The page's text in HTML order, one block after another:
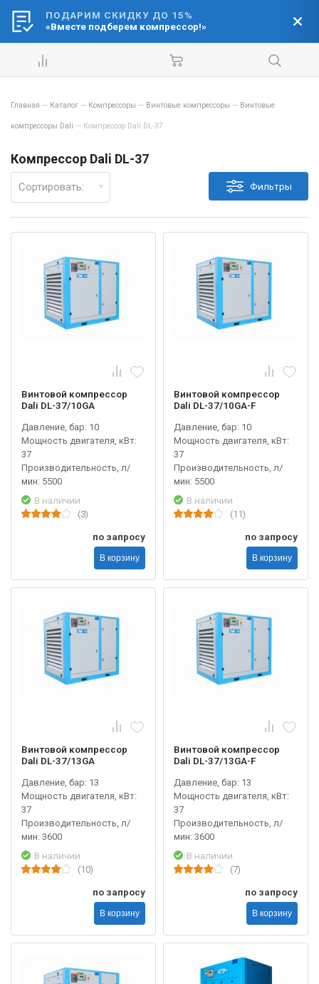
Ваш город:
Барнаул
Главная — Каталог — Компрессоры — Винтовые компрессоры — Винтовые
компрессоры Dali — Компрессор Dali DL-37
Компрессор Dali DL-37
Фильтры
Сортировать:
Винтовой компрессор
Dali DL-37/10GA
Давление, бар: 10
Мощность двигателя, кВт:
37
Производительность, л/
мин: 5500
В наличии
(3)
по запросу
В корзину
Винтовой компрессор
Dali DL-37/10GA-F
Давление, бар: 10
Мощность двигателя, кВт:
37
Производительность, л/
мин: 5500
В наличии
(11)
по запросу
В корзину
Винтовой компрессор
Dali DL-37/13GA
Давление, бар: 13
Мощность двигателя, кВт:
37
Производительность, л/
мин: 3600
В наличии
(10)
по запросу
В корзину
Винтовой компрессор
Dali DL-37/13GA-F
Давление, бар: 13
Мощность двигателя, кВт:
37
Производительность, л/
мин: 3600
В наличии
(7)
по запросу
В корзину
ПОДАРИМ СКИДКУ ДО 15%
«Вместе подберем компрессор!»